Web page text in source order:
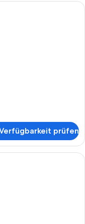
Schlafzimmer mit
prüfen
Schlafzimmer mit